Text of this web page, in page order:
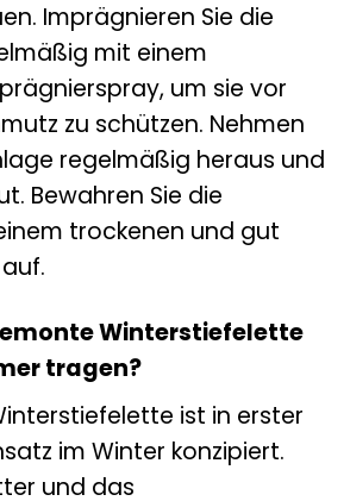
Imprägnieren Sie die
mit einem
um sie vor
zu schützen. Nehmen
regelmäßig heraus und
Bewahren Sie die
trockenen und gut
Winterstiefelette
tragen?
ist in erster
im Winter konzipiert.
und das